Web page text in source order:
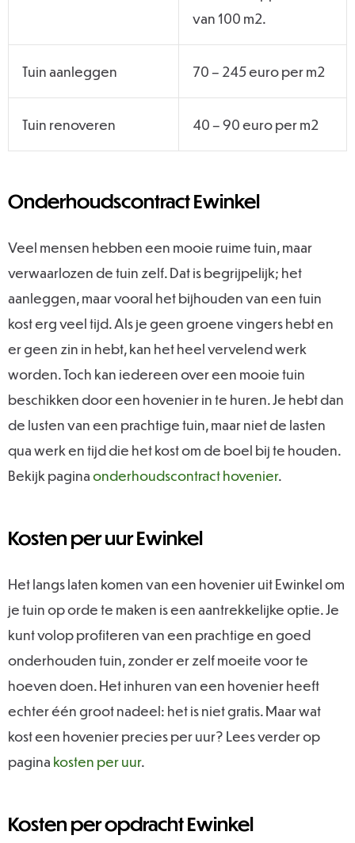
van 100 m2.
Tuin aanleggen 70 – 245 euro per m2
Tuin renoveren 40 – 90 euro per m2
Onderhoudscontract Ewinkel
Veel mensen hebben een mooie ruime tuin, maar
verwaarlozen de tuin zelf. Dat is begrijpelijk; het
aanleggen, maar vooral het bijhouden van een tuin
kost erg veel tijd. Als je geen groene vingers hebt en
er geen zin in hebt, kan het heel vervelend werk
worden. Toch kan iedereen over een mooie tuin
beschikken door een hovenier in te huren. Je hebt dan
de lusten van een prachtige tuin, maar niet de lasten
qua werk en tijd die het kost om de boel bij te houden.
Bekijk paginaonderhoudscontract hovenier.
Kosten per uur Ewinkel
Het langs laten komen van een hovenier uit Ewinkel om
je tuin op orde te maken is een aantrekkelijke optie. Je
kunt volop profiteren van een prachtige en goed
onderhouden tuin, zonder er zelf moeite voor te
hoeven doen. Het inhuren van een hovenier heeft
echter één groot nadeel: het is niet gratis. Maar wat
kost een hovenier precies per uur? Lees verder op
pagina kosten per uur.
Kosten per opdracht Ewinkel